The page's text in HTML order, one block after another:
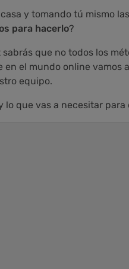
y tomando tú mismo
para hacerlo?
que no todos los
el mundo online vamos
equipo.
que vas a necesitar para